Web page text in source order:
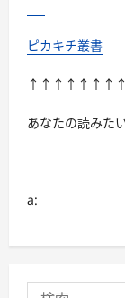
ピカキチ叢書
あなたの読みた
a: